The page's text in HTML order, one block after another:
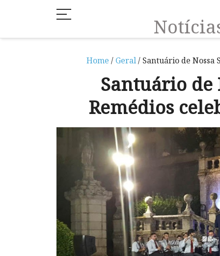
Home / Geral/ Santuário de Nossa
Santuário de
Remédios